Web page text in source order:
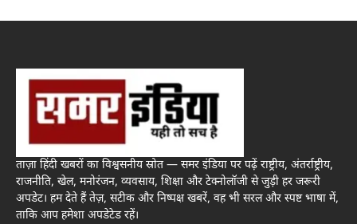
ताज़ा हिंदी खबरों का विश्वसनीय स्रोत — समर इंडिया पर पढ़ें राष्ट्रीय, अंतर्राष्ट्रीय,
राजनीति, खेल, मनोरंजन, व्यवसाय, शिक्षा और टेक्नोलॉजी से जुड़ी हर जरूरी
अपडेट। हम देते हैं तेज़, सटीक और निष्पक्ष खबरें, वह भी सरल और स्पष्ट भाषा में,
ताकि आप हमेशा अपडेटेड रहें।